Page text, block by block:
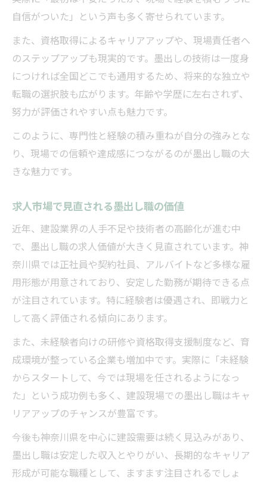
自信がついた」という声も多く寄せられています。
また、資格取得によるキャリアアップや、現場責任者へ
のステップアップも現実的です。墨出しの技術は一度身
につければ全国どこでも通用するため、将来的な独立や
転職の選択肢も広がります。年齢や学歴に左右されず、
努力が評価されやすい点も魅力です。
このように、専門性と経験の積み重ねが自分の強みとな
り、現場での信頼や達成感につながるのが墨出し職の大
きな魅力です。
求人市場で見直される墨出し職の価値
近年、建設業界の人手不足や技術者の高齢化が進む中
で、墨出し職の求人価値が大きく見直されています。神
奈川県では正社員や契約社員、アルバイトなど多様な雇
用形態が用意されており、安定した勤務が期待できる点
が注目されています。特に経験者は優遇され、即戦力と
して高く評価される傾向にあります。
また、未経験者向けの研修や資格取得支援制度など、育
成環境が整っている企業も増加中です。実際に「未経験
からスタートして、今では現場を任されるようになっ
た」という成功例も多く、建設現場での墨出し職はキャ
リアアップのチャンスが豊富です。
今後も神奈川県を中心に建設需要は続く見込みがあり、
墨出し職は安定した収入とやりがい、長期的なキャリア
形成が可能な職種として、ますます注目されるでしょ